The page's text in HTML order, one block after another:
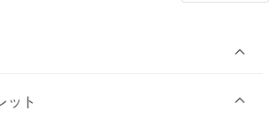
ット